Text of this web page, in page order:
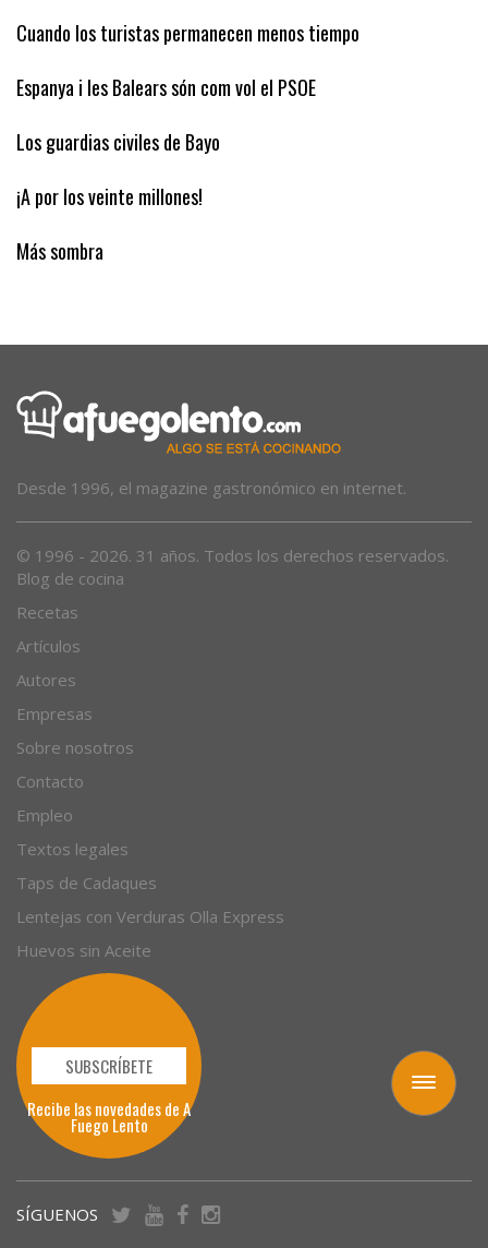
Toggle
navigation
El diagnóstico equivocado de la vivienda
Cuando los turistas permanecen menos tiempo
Espanya i les Balears són com vol el PSOE
Los guardias civiles de Bayo
¡A por los veinte millones!
Blog de cocina
Recetas
Artículos
Autores
Empresas
Sobre nosotros
Contacto
Empleo
Textos legales
Taps de Cadaques
Lentejas con Verduras Olla Express
Huevos sin Aceite
SUBSCRÍBETE
Recibe las novedades de A